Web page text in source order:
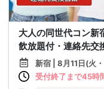
大人の同世代コン
飲放題付・連絡先交
新宿 | 8月11日(火
受付終了まで45時